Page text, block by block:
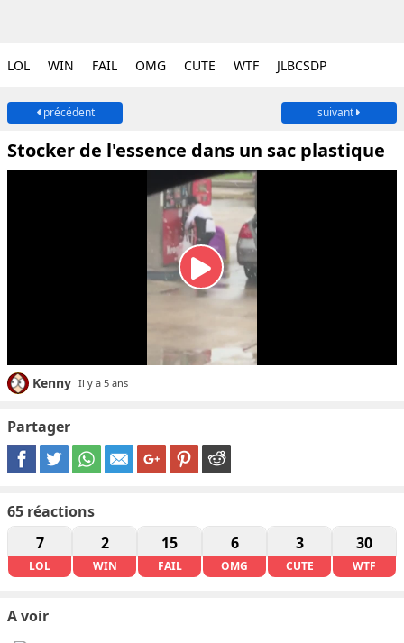
LOL WIN FAIL OMG CUTE WTF JLBCSDP
précédent suivant
Stocker de l'essence dans un sac plastique
Kenny Il y a 5 ans
Partager
65 réactions
7
LOL
2
WIN
15
FAIL
6
OMG
3
CUTE
30
WTF
A voir